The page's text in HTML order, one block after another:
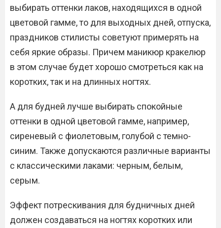
выбирать оттенки лаков, находящихся в одной
цветовой гамме, то для выходных дней, отпуска,
праздников стилисты советуют примерять на
себя яркие образы. Причем маникюр кракелюр
в этом случае будет хорошо смотреться как на
коротких, так и на длинных ногтях.
А для будней лучше выбирать спокойные
оттенки в одной цветовой гамме, например,
сиреневый с фиолетовым, голубой с темно-
синим. Также допускаются различные варианты
с классическими лаками: черным, белым,
серым.
Эффект потрескивания для будничных дней
должен создаваться на ногтях коротких или